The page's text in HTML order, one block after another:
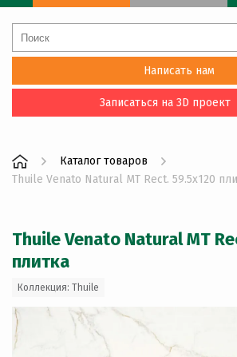
Написать нам
Записаться на 3D проект
Каталог товаров
Thuile Venato Natural MT Rect. 59.5x120
Thuile Venato Natural MT
плитка
Коллекция: Thuile